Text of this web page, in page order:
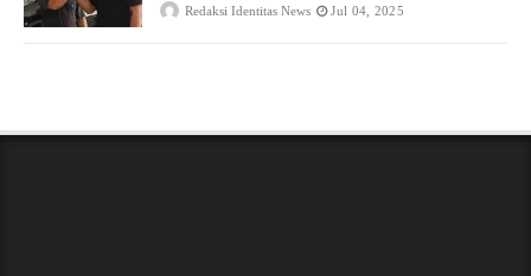
Redaksi Identitas News Jul 04, 2025